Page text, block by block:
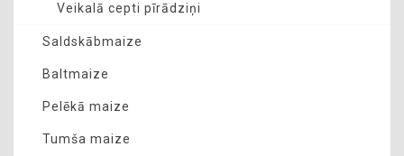
Veikalā cepti pīrādziņi
Saldskābmaize
Baltmaize
Pelēkā maize
Tumša maize